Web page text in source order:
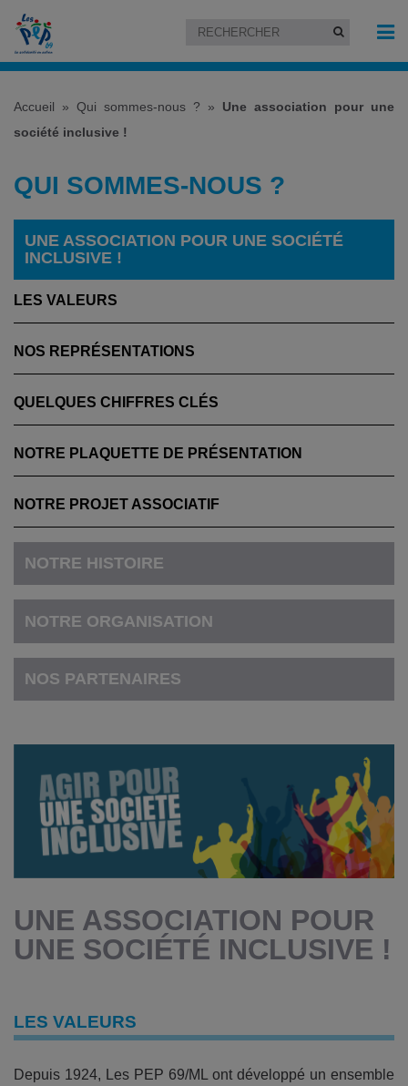
Accueil » Qui sommes-nous ? » Une association pour une
société inclusive !
QUI SOMMES-NOUS ?
UNE ASSOCIATION POUR UNE SOCIÉTÉ
INCLUSIVE !
LES VALEURS
NOS REPRÉSENTATIONS
QUELQUES CHIFFRES CLÉS
NOTRE PLAQUETTE DE PRÉSENTATION
NOTRE PROJET ASSOCIATIF
NOTRE HISTOIRE
NOTRE ORGANISATION
NOS PARTENAIRES
UNE ASSOCIATION POUR
UNE SOCIÉTÉ INCLUSIVE !
LES VALEURS
Depuis 1924, Les PEP 69/ML ont développé un ensemble